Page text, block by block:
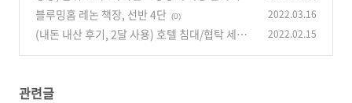
천
(0)
블루밍홈 레논 책장, 선반 4단 (0) 2022.03.16
(내돈 내산 후기, 2달 사용) 호텔 침대/협탁 세트
2022.02.15
관련글